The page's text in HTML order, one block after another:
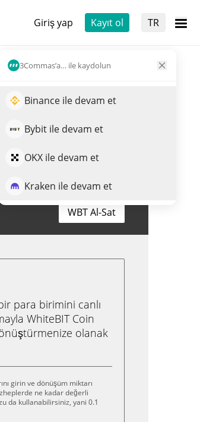
Giriş yap Kayıt ol TR
3Commas’a… ile kaydolun
Binance ile devam et
Bybit ile devam et
OKX ile devam et
Kraken ile devam et
e
WBT Al-Sat
para birimini canlı
WhiteBIT Coin
olanak
girin ve dönüşüm miktarı
ne kadar değerli
da kullanabilirsiniz, yani 0.1